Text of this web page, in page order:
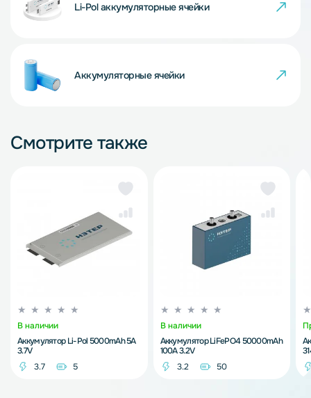
Li-Pol аккумуляторные ячейки
Аккумуляторные ячейки
Смотрите также
В наличии
Аккумулятор Li-Pol 5000mAh 5A
3.7V
3.7
5
В наличии
Аккумулятор LiFePO4 50000mAh
100A 3.2V
3.2
50